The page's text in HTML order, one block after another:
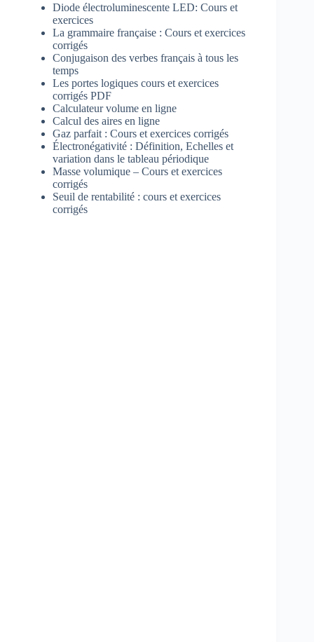
Diode électroluminescente LED: Cours et
exercices
La grammaire française : Cours et exercices
corrigés
Conjugaison des verbes français à tous les
temps
Les portes logiques cours et exercices
corrigés PDF
Calculateur volume en ligne
Calcul des aires en ligne
Gaz parfait : Cours et exercices corrigés
Électronégativité : Définition, Echelles et
variation dans le tableau périodique
Masse volumique – Cours et exercices
corrigés
Seuil de rentabilité : cours et exercices
corrigés